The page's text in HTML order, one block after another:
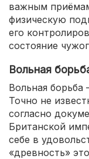
важным
физическую
его
состояние
Вольная
Вольная
Точно не
согласно
Британской
себе в
«древность»